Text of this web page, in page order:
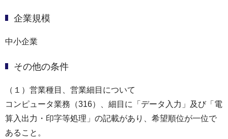
企業規模
中小企業
その他の条件
（１）営業種目、営業細目について
コンピュータ業務（316）、細目に「データ⼊⼒」及び「電
算⼊出⼒・印字等処理」の記載があり、希望順位が⼀位で
あること。